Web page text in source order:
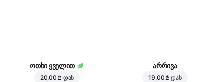
ოთხი ყველით
20,00 ₾ დან
არრივა
19,00 ₾ დან